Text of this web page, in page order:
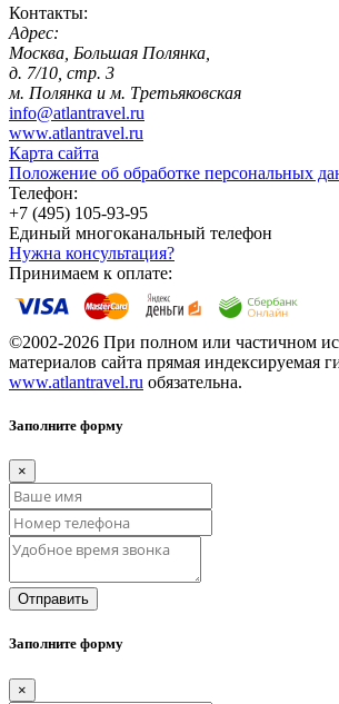
Контакты:
Адрес:
Москва, Большая Полянка,
д. 7/10, стр. 3
м. Полянка и м. Третьяковская
info@atlantravel.ru
www.atlantravel.ru
Карта сайта
Положение об обработке персональных
Телефон:
+7 (495) 105-93-95
Единый многоканальный телефон
Нужна консультация?
Принимаем к оплате:
©2002-2026 При полном или частичном
материалов сайта прямая индексируемая
www.atlantravel.ru обязательна.
Заполните форму
×
Отправить
Заполните форму
×